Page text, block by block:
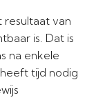
resultaat van
is. Dat is
na enkele
tijd nodig